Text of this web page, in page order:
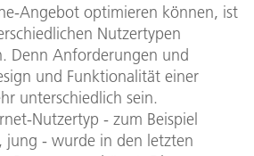
Angebot optimieren können, ist
Nutzertypen
Denn Anforderungen und
und Funktionalität einer
unterschiedlich sein.
Nutzertyp - zum Beispiel
jung - wurde in den letzten